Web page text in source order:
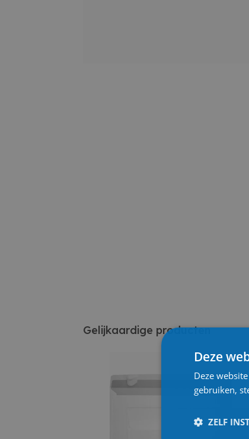
Gelijkaardige producten
Deze
Deze
gebruiken,
ZELF